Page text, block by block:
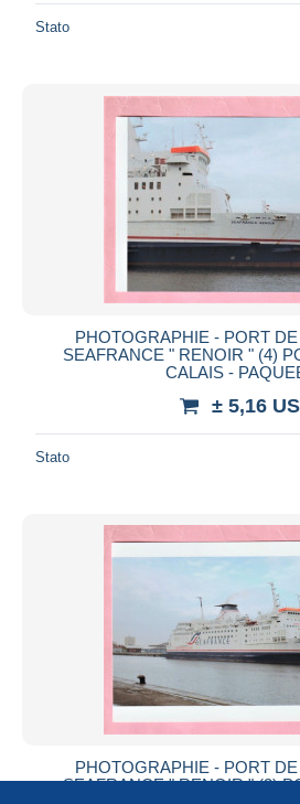
Stato
PHOTOGRAPHIE - PORT
SEAFRANCE " RENOIR " (4)
CALAIS -
± 5,16
Stato
PHOTOGRAPHIE - PORT
SEAFRANCE " RENOIR " (3)